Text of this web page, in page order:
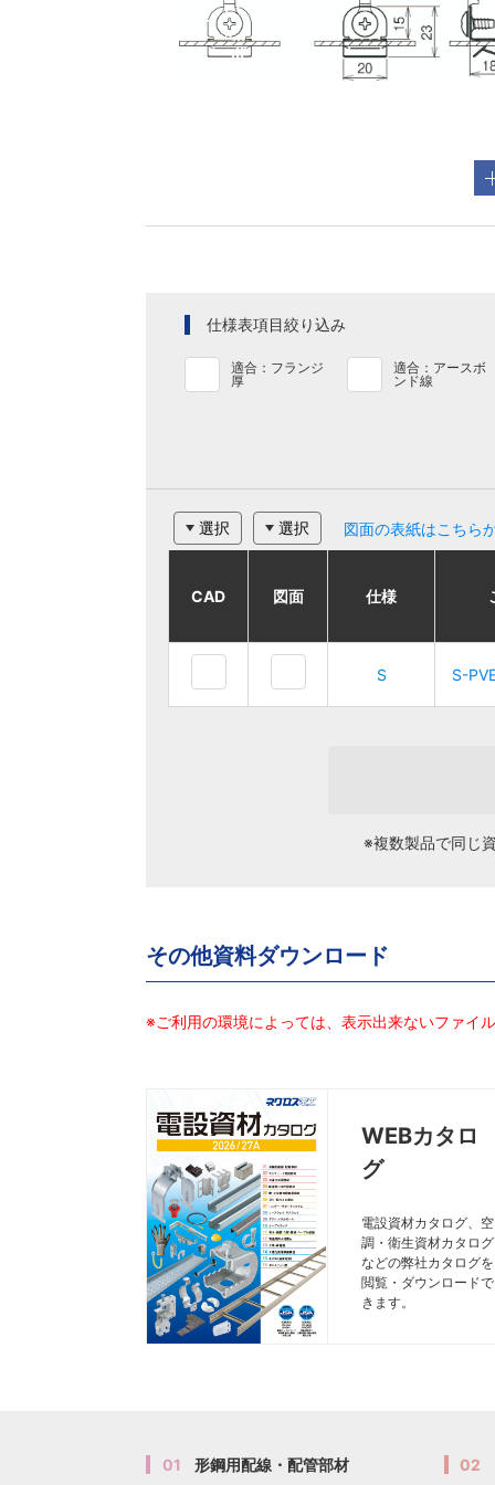
仕様表項目絞り込み
適合：フランジ
厚
適合：アースボ
ンド線
選択 選択 図面の表紙はこちら
CAD 図面 ご注文品番
S-PVEK2
CAD 図面 仕様
S S-
CAD 図面 ご注文品番
S-PVEK2
CAD 図面 仕様
S S-
※複数製品で同じ
その他資料ダウンロード
※ご利用の環境によっては、表示出来ないファイ
WEBカタロ
グ
電設資材カタログ、空
調・衛生資材カタログ
などの弊社カタログを
閲覧・ダウンロードで
きます。
01 形鋼用配線・配管部材 02